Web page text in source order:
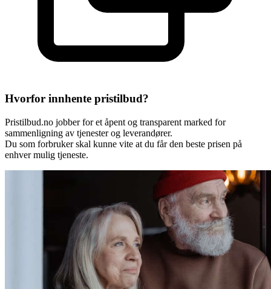
Hvorfor innhente pristilbud?
Pristilbud.no jobber for et åpent og transparent marked for
sammenligning av tjenester og leverandører.
Du som forbruker skal kunne vite at du får den beste prisen på
enhver mulig tjeneste.